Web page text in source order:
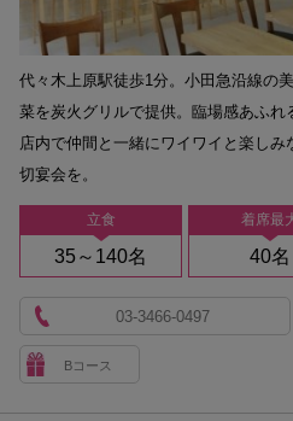
立食
35～140名
着席最
40名
代々木上原駅徒歩1分。小田急沿線の
菜を炭火グリルで提供。臨場感あふれ
店内で仲間と一緒にワイワイと楽し
切宴会を。
Bコース
03-3466-0497